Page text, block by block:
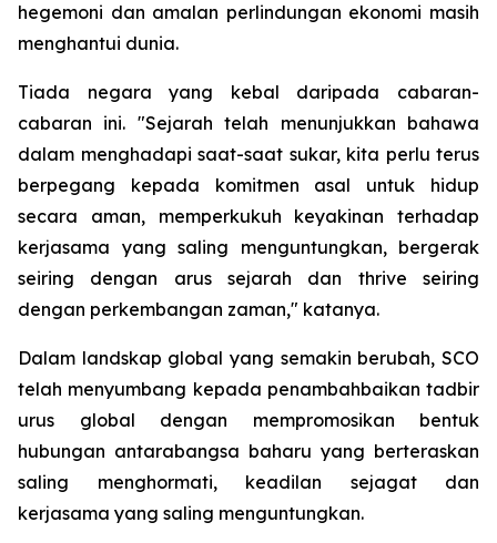
hegemoni dan amalan perlindungan ekonomi masih
menghantui dunia.
Tiada negara yang kebal daripada cabaran-
cabaran ini. "Sejarah telah menunjukkan bahawa
dalam menghadapi saat-saat sukar, kita perlu terus
berpegang kepada komitmen asal untuk hidup
secara aman, memperkukuh keyakinan terhadap
kerjasama yang saling menguntungkan, bergerak
seiring dengan arus sejarah dan thrive seiring
dengan perkembangan zaman," katanya.
Dalam landskap global yang semakin berubah, SCO
telah menyumbang kepada penambahbaikan tadbir
urus global dengan mempromosikan bentuk
hubungan antarabangsa baharu yang berteraskan
saling menghormati, keadilan sejagat dan
kerjasama yang saling menguntungkan.